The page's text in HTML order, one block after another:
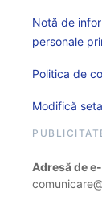
Notă de
personale
Politica de
Modifică
Adresă de